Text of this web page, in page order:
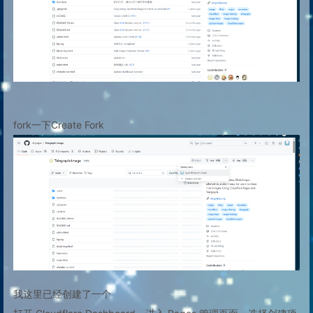
fork一下Create Fork
我这里已经创建了一个